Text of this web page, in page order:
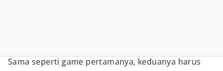
Sama seperti game pertamanya, keduanya harus